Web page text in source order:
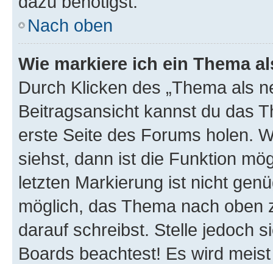
Nach oben
Wie markiere ich ein Thema
Durch Klicken des „Thema als
Beitragsansicht kannst du das
erste Seite des Forums holen.
siehst, dann ist die Funktion
letzten Markierung ist nicht
möglich, das Thema nach oben
darauf schreibst. Stelle jedoch
Boards beachtest! Es wird